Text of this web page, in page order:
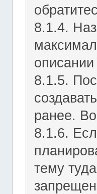
8.1.4.
8.1.5.
ранее.
8.1.6.
тему